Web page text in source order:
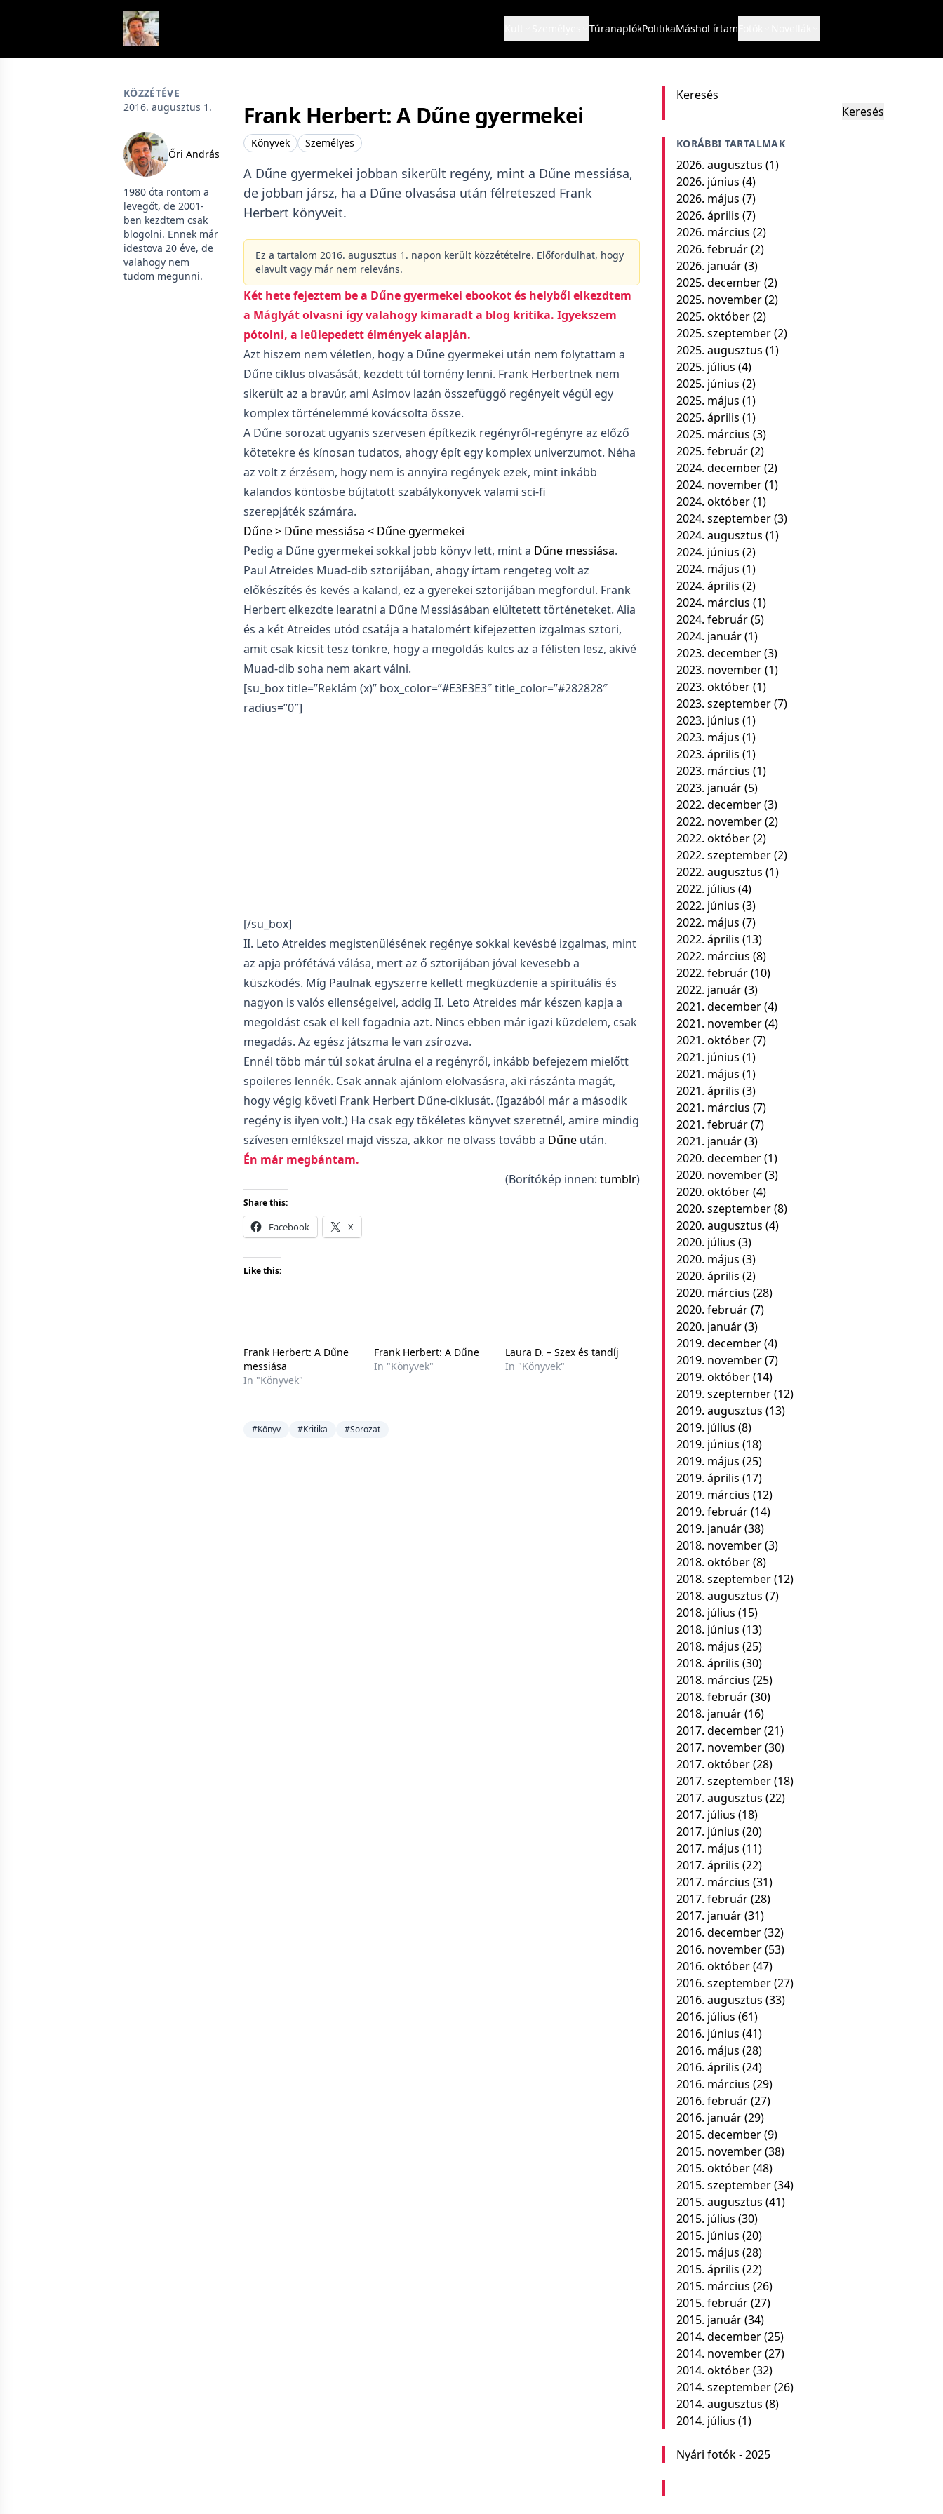
TúranaplókPolitikaMáshol írtam
KÖZZÉTÉVE
2016. augusztus 1.
Őri András
1980 óta rontom a
levegőt, de 2001-
ben kezdtem csak
blogolni. Ennek már
idestova 20 éve, de
valahogy nem
tudom megunni.
Frank Herbert: A Dűne gyermekei
Könyvek Személyes
A Dűne gyermekei jobban sikerült regény, mint a Dűne messiása,
de jobban jársz, ha a Dűne olvasása után félreteszed Frank
Herbert könyveit.
Ez a tartalom 2016. augusztus 1. napon került közzétételre. Előfordulhat, hogy
elavult vagy már nem releváns.
Két hete fejeztem be a Dűne gyermekei ebookot és helyből elkezdtem
a Máglyát olvasni így valahogy kimaradt a blog kritika. Igyekszem
pótolni, a leülepedett élmények alapján.
Azt hiszem nem véletlen, hogy a Dűne gyermekei után nem folytattam a
Dűne ciklus olvasását, kezdett túl tömény lenni. Frank Herbertnek nem
sikerült az a bravúr, ami Asimov lazán összefüggő regényeit végül egy
komplex történelemmé kovácsolta össze.
A Dűne sorozat ugyanis szervesen építkezik regényről-regényre az előző
kötetekre és kínosan tudatos, ahogy épít egy komplex univerzumot. Néha
az volt z érzésem, hogy nem is annyira regények ezek, mint inkább
kalandos köntösbe bújtatott szabálykönyvek valami sci-fi
szerepjáték számára.
Dűne > Dűne messiása < Dűne gyermekei
Pedig a Dűne gyermekei sokkal jobb könyv lett, mint a Dűne messiása.
Paul Atreides Muad-dib sztorijában, ahogy írtam rengeteg volt az
előkészítés és kevés a kaland, ez a gyerekei sztorijában megfordul. Frank
Herbert elkezdte learatni a Dűne Messiásában elültetett történeteket. Alia
és a két Atreides utód csatája a hatalomért kifejezetten izgalmas sztori,
amit csak kicsit tesz tönkre, hogy a megoldás kulcs az a félisten lesz, akivé
Muad-dib soha nem akart válni.
[su_box title=”Reklám (x)” box_color=”#E3E3E3″ title_color=”#282828″
radius=”0″]
[/su_box]
II. Leto Atreides megistenülésének regénye sokkal kevésbé izgalmas, mint
az apja prófétává válása, mert az ő sztorijában jóval kevesebb a
küszködés. Míg Paulnak egyszerre kellett megküzdenie a spirituális és
nagyon is valós ellenségeivel, addig II. Leto Atreides már készen kapja a
megoldást csak el kell fogadnia azt. Nincs ebben már igazi küzdelem, csak
megadás. Az egész játszma le van zsírozva.
Ennél több már túl sokat árulna el a regényről, inkább befejezem mielőtt
spoileres lennék. Csak annak ajánlom elolvasásra, aki rászánta magát,
hogy végig követi Frank Herbert Dűne-ciklusát. (Igazából már a második
regény is ilyen volt.) Ha csak egy tökéletes könyvet szeretnél, amire mindig
szívesen emlékszel majd vissza, akkor ne olvass tovább a Dűne után.
Én már megbántam.
(Borítókép innen: tumblr)
Share this:
Facebook X
Like this:
Frank Herbert: A Dűne
messiása
In "Könyvek"
Frank Herbert: A Dűne
In "Könyvek"
Laura D. – Szex és tandíj
In "Könyvek"
#Könyv #Kritika #Sorozat
Keresés
Keresés
KORÁBBI TARTALMAK
2026. augusztus (1)
2026. június (4)
2026. május (7)
2026. április (7)
2026. március (2)
2026. február(2)
2026. január(3)
2025. december(2)
2025. november(2)
2025. október(2)
2025. szeptember(2)
2025. augusztus (1)
2025. július (4)
2025. június (2)
2025. május (1)
2025. április (1)
2025. március (3)
2025. február(2)
2024. december(2)
2024. november(1)
2024. október(1)
2024. szeptember(3)
2024. augusztus (1)
2024. június (2)
2024. május (1)
2024. április (2)
2024. március (1)
2024. február(5)
2024. január(1)
2023. december(3)
2023. november(1)
2023. október(1)
2023. szeptember(7)
2023. június (1)
2023. május (1)
2023. április (1)
2023. március (1)
2023. január(5)
2022. december(3)
2022. november(2)
2022. október(2)
2022. szeptember(2)
2022. augusztus (1)
2022. július (4)
2022. június (3)
2022. május (7)
2022. április (13)
2022. március (8)
2022. február(10)
2022. január(3)
2021. december(4)
2021. november(4)
2021. október(7)
2021. június (1)
2021. május (1)
2021. április (3)
2021. március (7)
2021. február(7)
2021. január(3)
2020. december(1)
2020. november(3)
2020. október(4)
2020. szeptember(8)
2020. augusztus (4)
2020. július (3)
2020. május (3)
2020. április (2)
2020. március (28)
2020. február(7)
2020. január(3)
2019. december(4)
2019. november(7)
2019. október(14)
2019. szeptember(12)
2019. augusztus (13)
2019. július (8)
2019. június (18)
2019. május (25)
2019. április (17)
2019. március (12)
2019. február(14)
2019. január(38)
2018. november(3)
2018. október(8)
2018. szeptember(12)
2018. augusztus (7)
2018. július (15)
2018. június (13)
2018. május (25)
2018. április (30)
2018. március (25)
2018. február(30)
2018. január(16)
2017. december(21)
2017. november(30)
2017. október(28)
2017. szeptember(18)
2017. augusztus (22)
2017. július (18)
2017. június (20)
2017. május (11)
2017. április (22)
2017. március (31)
2017. február(28)
2017. január(31)
2016. december(32)
2016. november(53)
2016. október(47)
2016. szeptember(27)
2016. augusztus (33)
2016. július (61)
2016. június (41)
2016. május (28)
2016. április (24)
2016. március (29)
2016. február(27)
2016. január(29)
2015. december(9)
2015. november(38)
2015. október(48)
2015. szeptember(34)
2015. augusztus (41)
2015. július (30)
2015. június (20)
2015. május (28)
2015. április (22)
2015. március (26)
2015. február(27)
2015. január(34)
2014. december(25)
2014. november(27)
2014. október(32)
2014. szeptember(26)
2014. augusztus (8)
2014. július (1)
Nyári fotók - 2025